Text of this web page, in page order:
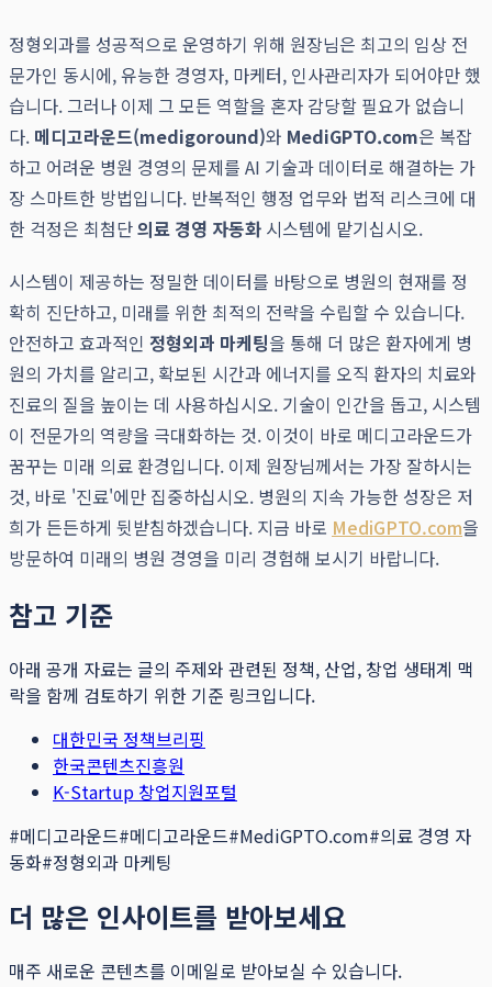
정형외과를 성공적으로 운영하기 위해 원장님은 최고의 임상 전
문가인 동시에, 유능한 경영자, 마케터, 인사관리자가 되어야만 했
습니다. 그러나 이제 그 모든 역할을 혼자 감당할 필요가 없습니
다. 메디고라운드(medigoround)와 MediGPTO.com은 복잡
하고 어려운 병원 경영의 문제를 AI 기술과 데이터로 해결하는 가
장 스마트한 방법입니다. 반복적인 행정 업무와 법적 리스크에 대
한 걱정은 최첨단의료 경영 자동화 시스템에 맡기십시오.
시스템이 제공하는 정밀한 데이터를 바탕으로 병원의 현재를 정
확히 진단하고, 미래를 위한 최적의 전략을 수립할 수 있습니다.
안전하고 효과적인 정형외과 마케팅을 통해 더 많은 환자에게 병
원의 가치를 알리고, 확보된 시간과 에너지를 오직 환자의 치료와
진료의 질을 높이는 데 사용하십시오. 기술이 인간을 돕고, 시스템
이 전문가의 역량을 극대화하는 것. 이것이 바로 메디고라운드가
꿈꾸는 미래 의료 환경입니다. 이제 원장님께서는 가장 잘하시는
것, 바로 '진료'에만 집중하십시오. 병원의 지속 가능한 성장은 저
희가 든든하게 뒷받침하겠습니다. 지금 바로 MediGPTO.com을
방문하여 미래의 병원 경영을 미리 경험해 보시기 바랍니다.
참고 기준
아래 공개 자료는 글의 주제와 관련된 정책, 산업, 창업 생태계 맥
락을 함께 검토하기 위한 기준 링크입니다.
대한민국 정책브리핑
한국콘텐츠진흥원
K-Startup 창업지원포털
#메디고라운드#메디고라운드#MediGPTO.com#의료 경영 자
동화#정형외과 마케팅
더 많은 인사이트를 받아보세요
매주 새로운 콘텐츠를 이메일로 받아보실 수 있습니다.